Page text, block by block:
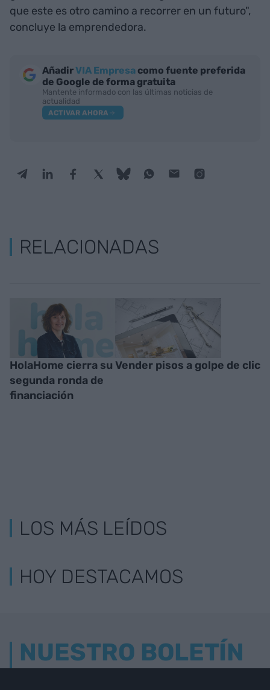
que este es otro camino a recorrer en un futuro",
concluye la emprendedora.
AñadirVIA Empresa como fuente preferida
de Google de forma gratuita
Mantente informado con las últimas noticias de
actualidad
ACTIVAR AHORA
RELACIONADAS
HolaHome cierra su
segunda ronda de
financiación
Vender pisos a golpe de clic
LOS MÁS LEÍDOS
HOY DESTACAMOS
NUESTRO BOLETÍN